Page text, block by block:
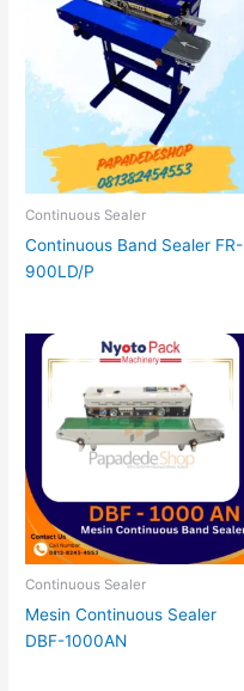
Continuous Sealer
Continuous Band Sealer FR-
900LD/P
Continuous Sealer
Mesin Continuous Sealer
DBF-1000AN